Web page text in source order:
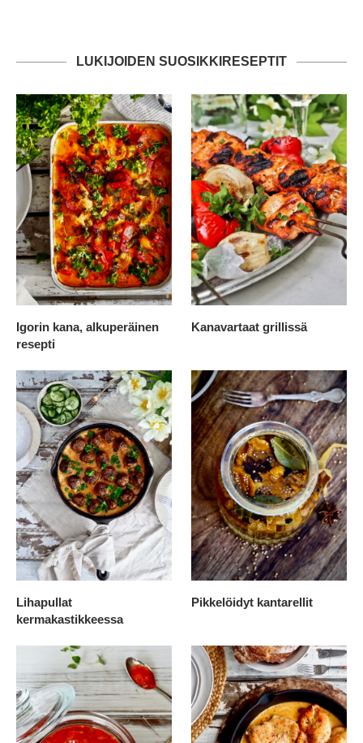
LUKIJOIDEN SUOSIKKIRESEPTIT
Igorin kana, alkuperäinen
resepti
Kanavartaat grillissä
Lihapullat
kermakastikkeessa
Pikkelöidyt kantarellit